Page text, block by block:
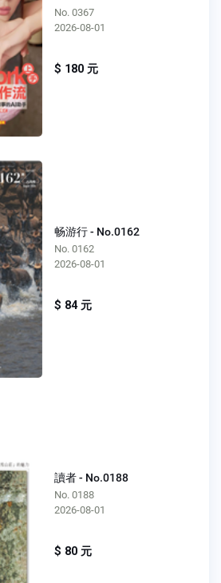
No. 0367
2026-08-01
$ 180 元
畅游行 - No.0162
No. 0162
2026-08-01
$ 84 元
讀者 - No.0188
No. 0188
2026-08-01
$ 80 元